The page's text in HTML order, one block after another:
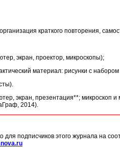
краткого повторения,
экран, проектор, микроскопы);
материал: рисунки с
экран, презентация**; микроскоп
2014).
для подписчиков этого журнала на